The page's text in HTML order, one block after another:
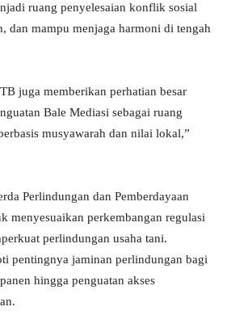
ruang penyelesaian konflik sosial
dan mampu menjaga harmoni di tengah
juga memberikan perhatian besar
Bale Mediasi sebagai ruang
musyawarah dan nilai lokal,”
Perlindungan dan Pemberdayaan
menyesuaikan perkembangan regulasi
perlindungan usaha tani.
pentingnya jaminan perlindungan bagi
hingga penguatan akses